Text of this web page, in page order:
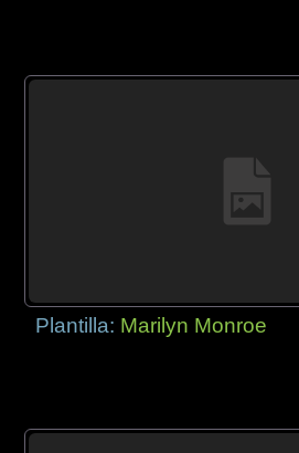
Plantilla: Marilyn Monroe